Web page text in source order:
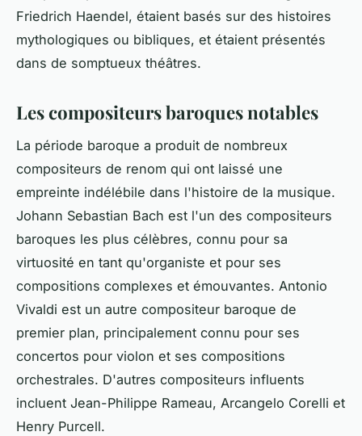
Friedrich Haendel, étaient basés sur des histoires
mythologiques ou bibliques, et étaient présentés
dans de somptueux théâtres.
Les compositeurs baroques notables
La période baroque a produit de nombreux
compositeurs de renom qui ont laissé une
empreinte indélébile dans l'histoire de la musique.
Johann Sebastian Bach est l'un des compositeurs
baroques les plus célèbres, connu pour sa
virtuosité en tant qu'organiste et pour ses
compositions complexes et émouvantes. Antonio
Vivaldi est un autre compositeur baroque de
premier plan, principalement connu pour ses
concertos pour violon et ses compositions
orchestrales. D'autres compositeurs influents
incluent Jean-Philippe Rameau, Arcangelo Corelli et
Henry Purcell.